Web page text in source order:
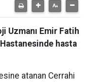
Uzmanı Emir Fatih
hasta
atanan Cerrahi